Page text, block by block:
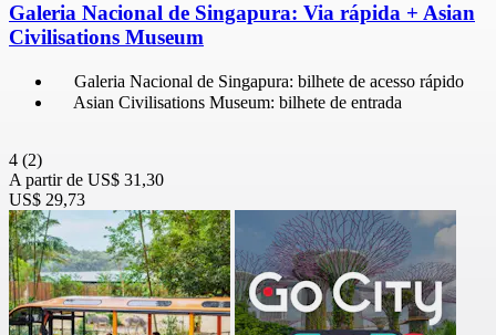
Galeria Nacional de Singapura: Via rápida + Asian
Civilisations Museum
Galeria Nacional de Singapura: bilhete de acesso rápido
Asian Civilisations Museum: bilhete de entrada
4 (2)
A partir de US$ 31,30
US$ 29,73